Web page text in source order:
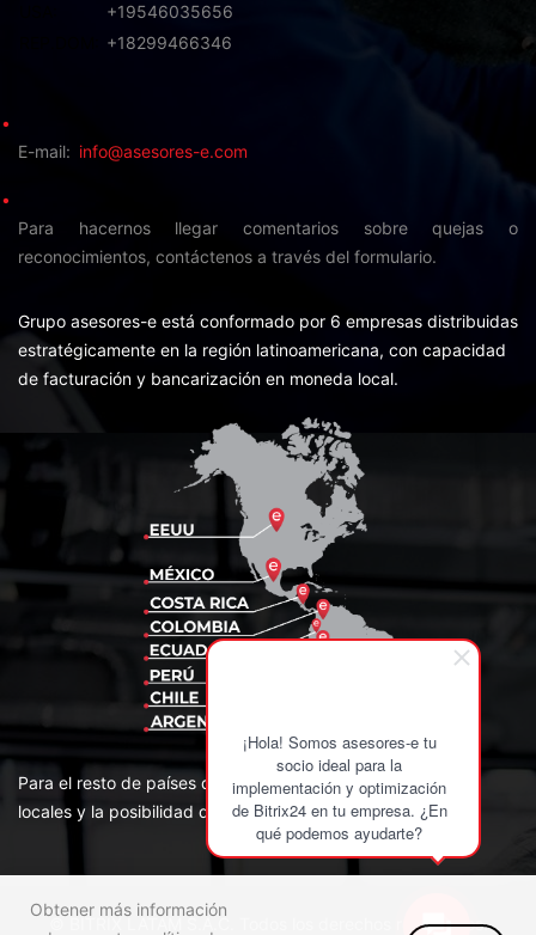
¡Hola! Somos asesores-e tu
socio ideal para la
implementación y optimización
de Bitrix24 en tu empresa. ¿En
qué podemos ayudarte?
+19546035656
+18299466346
E-mail info@asesores-e.com
Para hacernos llegar comentarios sobre quejas o
reconocimientos, contáctenos a través del formulario.
Grupo asesores-e está conformado por 6 empresas distribuidas
estratégicamente en la región latinoamericana, con capacidad
de facturación y bancarización en moneda local.
Para el resto de países de la región contamos con Partners
locales y la posibilidad de facturar desde USA en US$.
Obtener más información
© BITRIX LATAM S.A.C. Todos los derechos reservados.